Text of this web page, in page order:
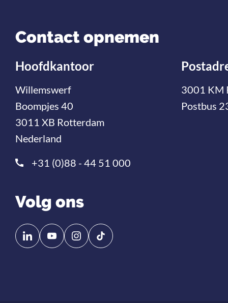
Contact opnemen
Hoofdkantoor
Willemswerf
Boompjes 40
3011 XB Rotterdam
Nederland
+31 (0)88 - 44 51 000
3001 KM
Postbus
Volg ons
Volg
ons
Volg
ons